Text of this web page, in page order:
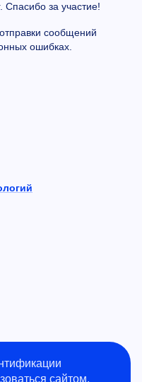
за участие!
сообщений
ошибках.
сайтом,